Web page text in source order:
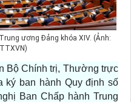
ương Đảng khóa XIV. (Ảnh:
Bộ Chính trị, Thường trực
ký ban hành Quy định số
Ban Chấp hành Trung